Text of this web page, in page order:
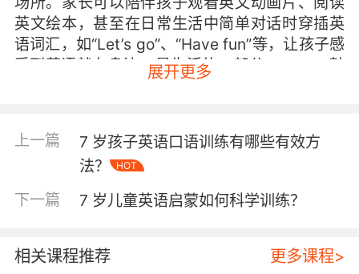
英文绘本，甚至在日常生活中简单对话时穿插英
语词汇，如“Let’s go”、“Have fun”等，让孩子感
受到英语就在身边，是生活的一部分。VIPKID鼓
励家长参与孩子的学习过程，共同营造双语氛
岁孩子天性活泼好动，传统的填鸭式教学难以激
发其学习兴趣。VIPKID采用互动式教学法，通过
游戏、角色扮演、歌曲等多种形式，让孩子在玩
中学，学中玩。例如，在课程中设置“单词接
龙”、“情景对话”等游戏环节，既锻炼了孩子的反
仅局限于师生之间，还鼓励孩子之间的同伴交
展开更多
上一篇
7 岁孩子英语口语训练有哪些有效方
法？
HOT
下一篇 7 岁儿童英语启蒙如何科学训练？
相关课程推荐 更多课程>